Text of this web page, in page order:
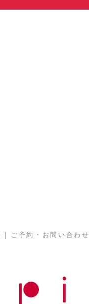
| ご予約・お問い合わせ